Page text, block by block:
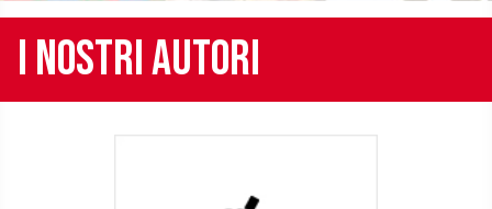
I nostri autori